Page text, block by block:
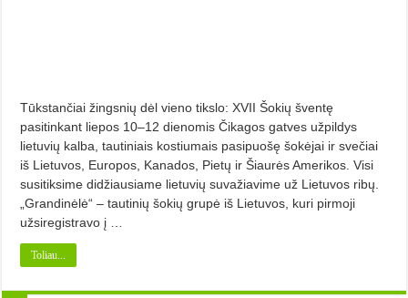
Tūkstančiai žingsnių dėl vieno tikslo: XVII Šokių šventę
pasitinkant liepos 10–12 dienomis Čikagos gatves užpildys
lietuvių kalba, tautiniais kostiumais pasipuošę šokėjai ir svečiai
iš Lietuvos, Europos, Kanados, Pietų ir Šiaurės Amerikos. Visi
susitiksime didžiausiame lietuvių suvažiavime už Lietuvos ribų.
„Grandinėlė“ – tautinių šokių grupė iš Lietuvos, kuri pirmoji
užsiregistravo į …
Toliau...